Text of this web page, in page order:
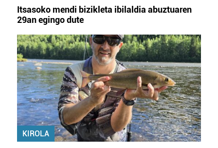
Itsasoko mendi bizikleta ibilaldia abuztuaren
29an egingo dute
KIROLA